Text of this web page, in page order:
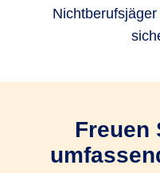
Freuen